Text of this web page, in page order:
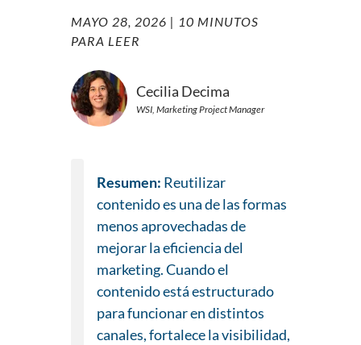
MAYO 28, 2026 | 10 MINUTOS
PARA LEER
Cecilia Decima
WSI, Marketing Project Manager
Resumen: Reutilizar
contenido es una de las formas
menos aprovechadas de
mejorar la eficiencia del
marketing. Cuando el
contenido está estructurado
para funcionar en distintos
canales, fortalece la visibilidad,